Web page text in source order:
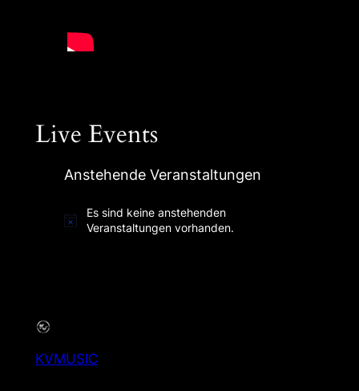
Live Events
Anstehende Veranstaltungen
Hinweis
Es sind keine anstehenden
Veranstaltungen vorhanden.
KVMUSIC